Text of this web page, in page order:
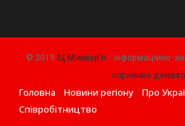
© 2019 ІЦ Міжмор'я - інформаційно-
сприяння
Головна Новини регіону Про
Співробітництво